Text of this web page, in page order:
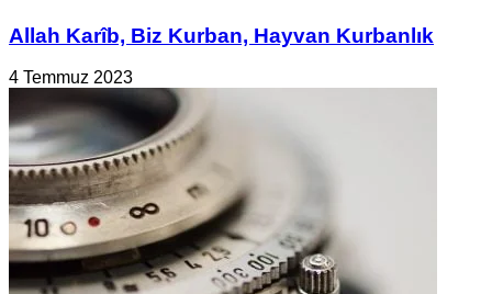
Allah Karîb, Biz Kurban, Hayvan Kurbanlık
4 Temmuz 2023